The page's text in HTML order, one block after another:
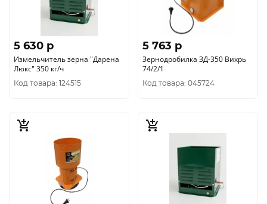
5 630 p
Измельчитель зерна "Дарена
Люкс" 350 кг/ч
Код товара: 124515
5 763 p
Зернодробилка ЗД-350 Вихрь
74/2/1
Код товара: 045724